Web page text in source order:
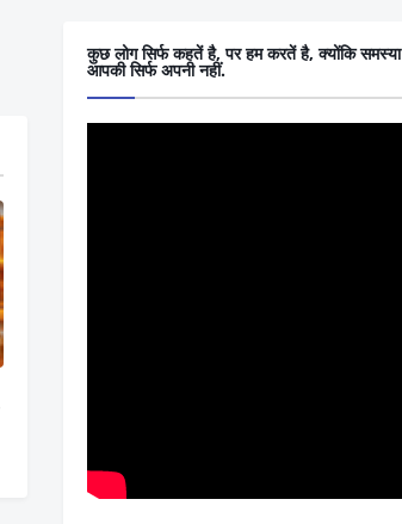
कुछ लोग सिर्फ कहतें है, पर हम करतें है, क्योंकि समस्या
आपकी सिर्फ अपनी नहीं.